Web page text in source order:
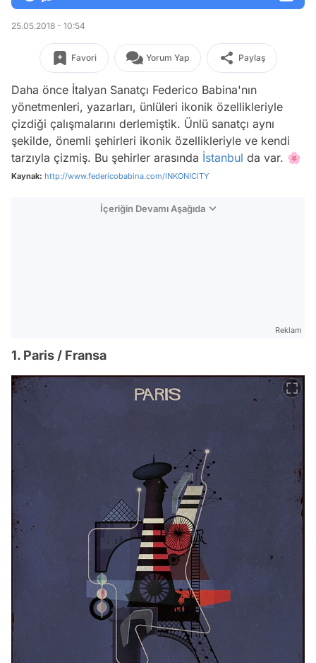
25.05.2018 - 10:54
Favori Yorum Yap Paylaş
Daha önce İtalyan Sanatçı Federico Babina'nın
yönetmenleri, yazarları, ünlüleri ikonik özellikleriyle
çizdiği çalışmalarını derlemiştik. Ünlü sanatçı aynı
şekilde, önemli şehirleri ikonik özellikleriyle ve kendi
tarzıyla çizmiş. Bu şehirler arasında İstanbul da var. 🌸
Kaynak: http://www.federicobabina.com/INKONICITY
İçeriğin Devamı Aşağıda
Reklam
1. Paris / Fransa